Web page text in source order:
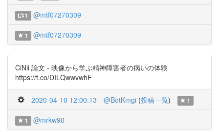
1 @mtf07270309
1 @mtf07270309
CiNii 論文 - 映像から学ぶ精神障害者の病いの体験
https://t.co/DILQwwvwhF
2020-04-10 12:00:13 @BotKmgi (投稿一覧) 1
1 @mrkw90